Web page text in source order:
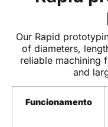
Our Rapid
of diameters,
reliable machining
and
Funcionamento